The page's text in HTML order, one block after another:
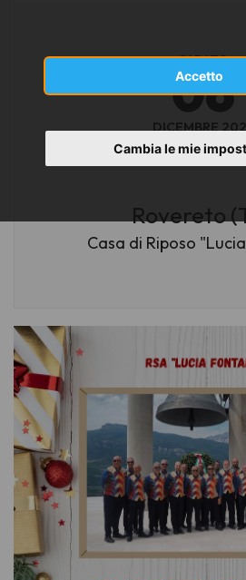
Accetto
Cambia le mie
SABATO
06
DICEMBRE
ore 15.30
Rovereto
Casa di Riposo